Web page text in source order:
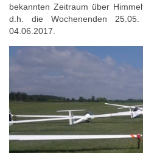
bekannten Zeitraum über
d.h. die Wochenenden
04.06.2017.